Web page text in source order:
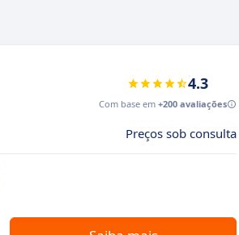
4.3
Com base em +200 avaliações
Preços sob consulta